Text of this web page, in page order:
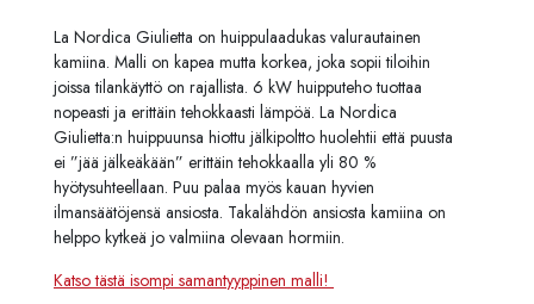
La Nordica Giulietta on huippulaadukas valurautainen
kamiina. Malli on kapea mutta korkea, joka sopii tiloihin
joissa tilankäyttö on rajallista. 6 kW huipputeho tuottaa
nopeasti ja erittäin tehokkaasti lämpöä. La Nordica
Giulietta:n huippuunsa hiottu jälkipoltto huolehtii että puusta
ei ”jää jälkeäkään” erittäin tehokkaalla yli 80 %
hyötysuhteellaan. Puu palaa myös kauan hyvien
ilmansäätöjensä ansiosta. Takalähdön ansiosta kamiina on
helppo kytkeä jo valmiina olevaan hormiin.
Katso tästä isompi samantyyppinen malli!